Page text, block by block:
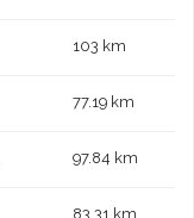
103 km
77.19 km
97.84 km
83.31 km